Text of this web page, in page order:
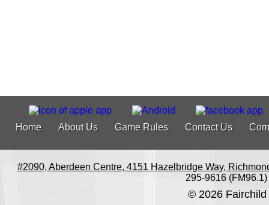
Home About Us Game Rules Contact Us
#2090, Aberdeen Centre, 4151 Hazelbridge Way,
295-9616 (FM96.1)
© 2026 Fairchild